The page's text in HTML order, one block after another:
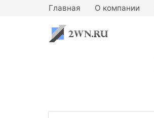
Главная О компании